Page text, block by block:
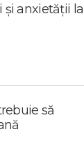
și anxietății la
să